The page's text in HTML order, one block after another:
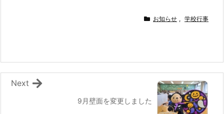
お知らせ , 学校行事
9月壁面を変更しました
Next